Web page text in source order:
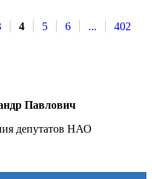
4 5 6 ...
402
Павлович
депутатов НАО